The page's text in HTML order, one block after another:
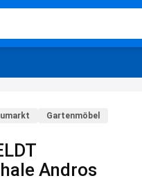
Gartenmöbel
Andros